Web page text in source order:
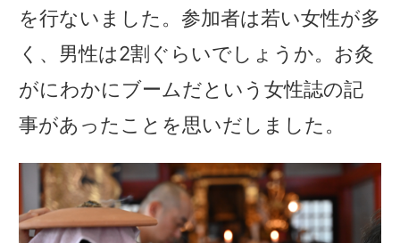
を行ないました。参加者は若い女性が多
く、男性は2割ぐらいでしょうか。お灸
がにわかにブームだという女性誌の記
事があったことを思いだしました。